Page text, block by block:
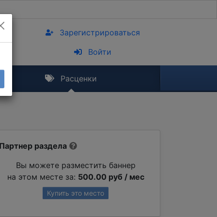
Зарегистрироваться
Войти
Расценки
Партнер раздела
Вы можете разместить баннер
на этом месте за: 500.00 руб / мес
Купить это место